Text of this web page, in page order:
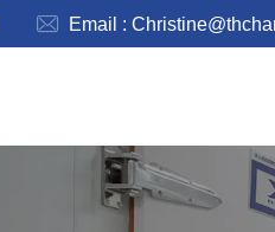
Email :